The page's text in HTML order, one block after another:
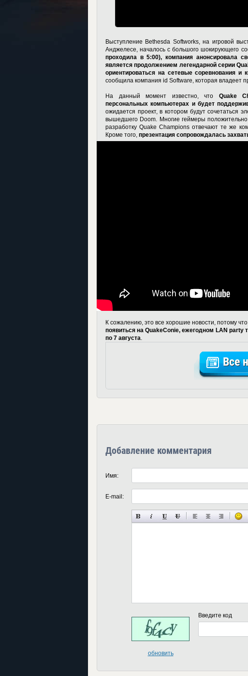
Выступление Bethesda Softworks, на игровой
Анджелесе, началось с большого шокирующего
проходила в 5:00), компания анонсировала
является продолжением легендарной серии
ориентироваться на сетевые соревнования и
сообщила компания id Software, которая владеет
На данный момент известно, что Quake
персональных компьютерах и будет
ожидается проект, в котором будут сочетаться
вышедшего Doom. Многие геймеры
разработку Quake Champions отвечают те же
Кроме того, презентация сопровождалась
К сожалению, это все хорошие новости, потому что
появиться на QuakeConie, ежегодном LAN party
по 7 августа.
Все
Добавление комментария
Имя:
E-mail:
обновить
Введите код